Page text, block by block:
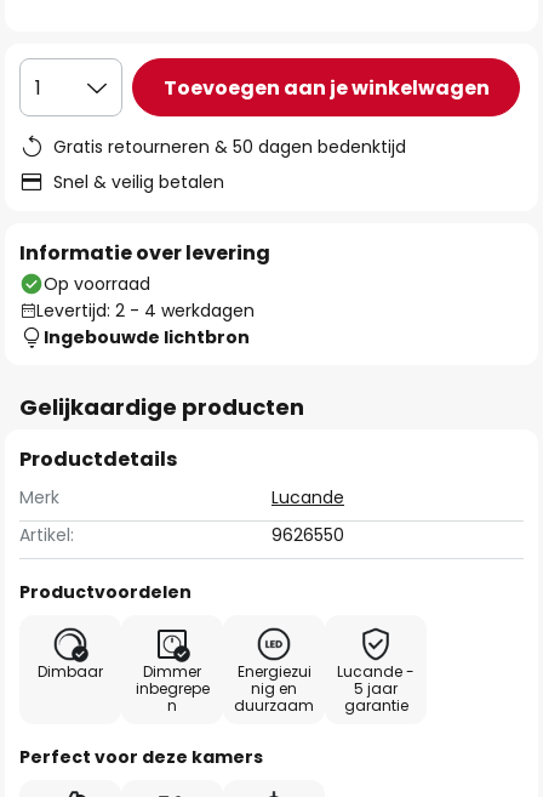
1 Toevoegen aan je winkelwagen
Gratis retourneren & 50 dagen bedenktijd
Snel & veilig betalen
Informatie over levering
Op voorraad
Levertijd: 2 - 4 werkdagen
Ingebouwde lichtbron
Gelijkaardige producten
Productdetails
Merk
Lucande
Artikel:
9626550
Productvoordelen
Dimbaar
Dimmer
inbegrepe
n
Energiezui
nig en
duurzaam
Lucande -
5 jaar
garantie
Perfect voor deze kamers